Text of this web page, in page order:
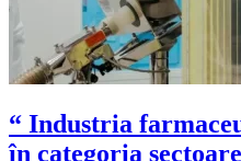
“ Industria
în categoria